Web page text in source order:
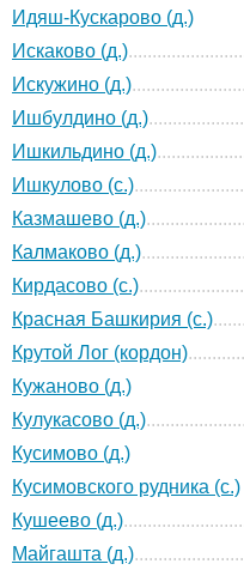
Идяш-Кускарово (д.)
Искаково (д.)
Искужино (д.)
Ишбулдино (д.)
Ишкильдино (д.)
Ишкулово (с.)
Казмашево (д.)
Калмаково (д.)
Кирдасово (с.)
Красная Башкирия (с.)
Крутой Лог (кордон)
Кужаново (д.)
Кулукасово (д.)
Кусимово (д.)
Кусимовского рудника (с.)
Кушеево (д.)
Майгашта (д.)